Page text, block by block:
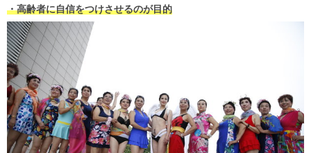
・高齢者に自信をつけさせるのが目的